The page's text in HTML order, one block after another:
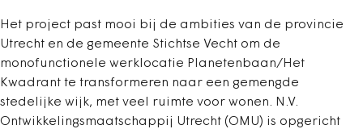
Het project past mooi bij de ambities van de provincie
Utrecht en de gemeente Stichtse Vecht om de
monofunctionele werklocatie Planetenbaan/Het
Kwadrant te transformeren naar een gemengde
stedelijke wijk, met veel ruimte voor wonen. N.V.
Ontwikkelingsmaatschappij Utrecht (OMU) is opgericht